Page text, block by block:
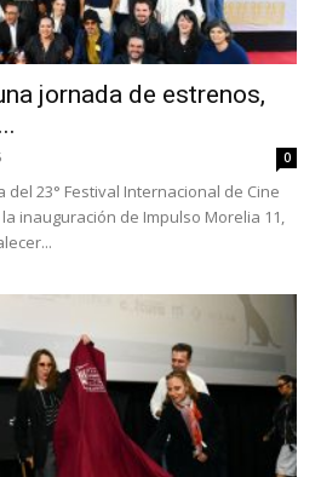
jornada de estrenos,
0
del 23° Festival Internacional de Cine
la inauguración de Impulso Morelia 11,